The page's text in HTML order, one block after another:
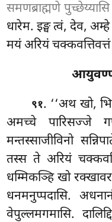
समणब्राह्मणे
धारेम. इङ्घ त्वं, देव,
मयं अरियं चक्कवत्तिवत्तं
९१. ‘‘अथ खो,
अमच्चे पारिसज्जे
मन्तस्साजीविनो
तस्स ते अरियं
धम्मिकञ्हि खो
धनमनुप्पदासि.
वेपुल्लमगमासि.